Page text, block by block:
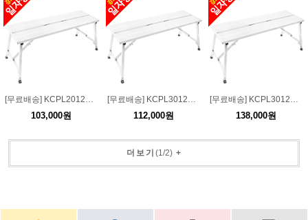
[무료배송] KCPL20120 강화용 일자형 고급 도배사다리폭:20 길이:120 높이:55-75
103,000원
[무료배송] KCPL30120 강화용 일자형 고급 도배사다리폭:30 길이:120 높이:55-75
112,000원
[무료배송] KCPL30120-1 강화용 일자형 고급 도배사다리폭:30 길이:120 높이:100-120
138,000원
더보기 (1/2)+